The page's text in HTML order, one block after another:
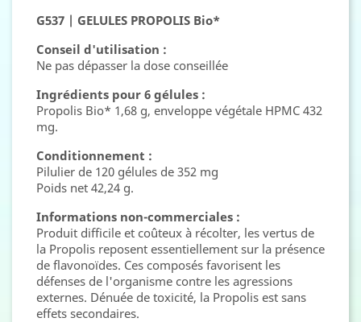
G537 | GELULES PROPOLIS Bio*
Conseil d'utilisation :
Ne pas dépasser la dose conseillée
Ingrédients pour 6 gélules :
Propolis Bio* 1,68 g, enveloppe végétale HPMC 432
mg.
Conditionnement :
Pilulier de 120 gélules de 352 mg
Poids net 42,24 g.
Informations non-commerciales :
Produit difficile et coûteux à récolter, les vertus de
la Propolis reposent essentiellement sur la présence
de flavonoïdes. Ces composés favorisent les
défenses de l'organisme contre les agressions
externes. Dénuée de toxicité, la Propolis est sans
effets secondaires.